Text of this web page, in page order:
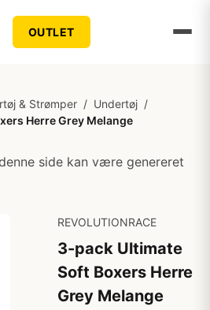
OUTLET
& Strømper / Undertøj /
Herre Grey Melange
side kan være genereret
REVOLUTIONRACE
3-pack Ultimate
Soft Boxers Herre
Grey Melange